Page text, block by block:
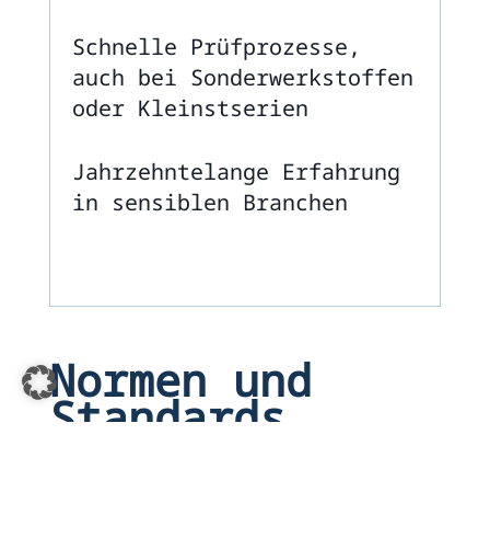
Schnelle Prüfprozesse,
auch bei Sonderwerkstoffen
oder Kleinstserien
Jahrzehntelange Erfahrung
in sensiblen Branchen
Normen und
Standards